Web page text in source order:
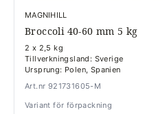
MAGNIHILL
Broccoli 40-60 mm 5 kg
2 x 2,5 kg
Tillverkningsland: Sverige
Ursprung: Polen, Spanien
Art.nr 921731605-M
Variant för förpackning